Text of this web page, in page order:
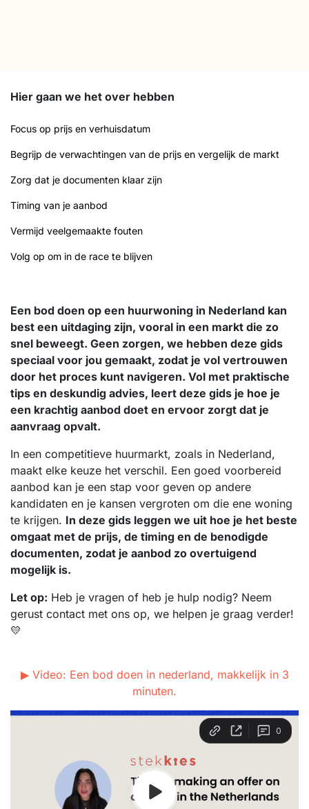
Hier gaan we het over hebben
Focus op prijs en verhuisdatum
Begrijp de verwachtingen van de prijs en vergelijk de markt
Zorg dat je documenten klaar zijn
Timing van je aanbod
Vermijd veelgemaakte fouten
Volg op om in de race te blijven
Een bod doen op een huurwoning in Nederland kan
best een uitdaging zijn, vooral in een markt die zo
snel beweegt. Geen zorgen, we hebben deze gids
speciaal voor jou gemaakt, zodat je vol vertrouwen
door het proces kunt navigeren. Vol met praktische
tips en deskundig advies, leert deze gids je hoe je
een krachtig aanbod doet en ervoor zorgt dat je
aanvraag opvalt.
In een competitieve huurmarkt, zoals in Nederland,
maakt elke keuze het verschil. Een goed voorbereid
aanbod kan je een stap voor geven op andere
kandidaten en je kansen vergroten om die ene woning
te krijgen. In deze gids leggen we uit hoe je het beste
omgaat met de prijs, de timing en de benodigde
documenten, zodat je aanbod zo overtuigend
mogelijk is.
Let op: Heb je vragen of heb je hulp nodig? Neem
gerust contact met ons op, we helpen je graag verder!
💛
▶ Video: Een bod doen in nederland, makkelijk in 3
minuten.